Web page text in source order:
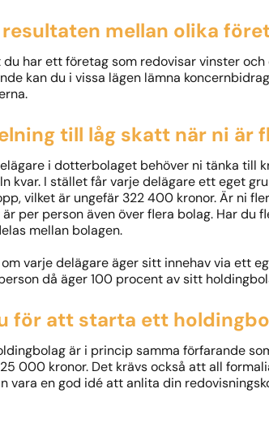
mellan olika
du har ett företag som redovisar vinster
kan du i vissa lägen lämna
till låg skatt när ni är
i dotterbolaget behöver ni tänka till
kvar. I stället får varje delägare ett eget
vilket är ungefär 322 400 kronor. Är ni
per person även över flera bolag. Har du
mellan bolagen.
varje delägare äger sitt innehav via ett
då äger 100 procent av sitt
för att starta ett
är i princip samma förfarande
000 kronor. Det krävs också att all
vara en god idé att anlita din